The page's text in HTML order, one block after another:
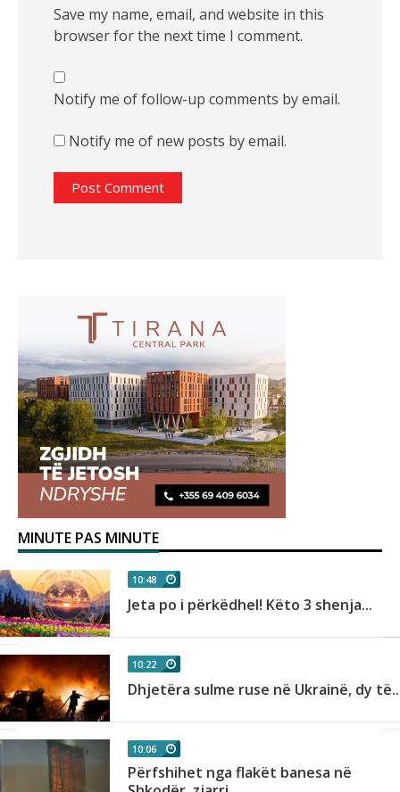
Save my name, email, and website in this
browser for the next time I comment.
Notify me of follow-up comments by email.
Notify me of new posts by email.
MINUTE PAS MINUTE
10:48
Jeta po i përkëdhel! Këto 3 shenja...
10:22
Dhjetëra sulme ruse në Ukrainë, dy
10:06
Përfshihet nga flakët banesa në